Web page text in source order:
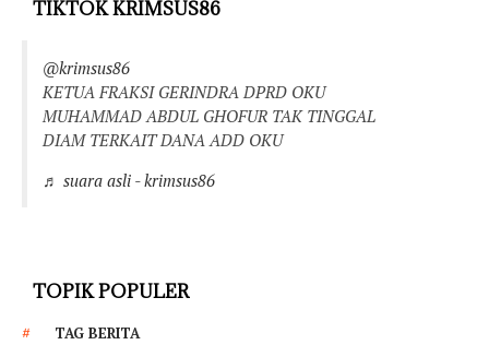
TIKTOK KRIMSUS86
@krimsus86
KETUA FRAKSI GERINDRA DPRD OKU
MUHAMMAD ABDUL GHOFUR TAK TINGGAL
DIAM TERKAIT DANA ADD OKU
♬ suara asli - krimsus86
TOPIK POPULER
TAG BERITA